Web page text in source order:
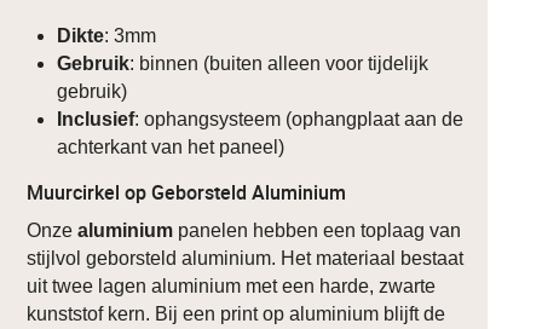
Dikte: 3mm
Gebruik: binnen (buiten alleen voor tijdelijk
gebruik)
Inclusief: ophangsysteem (ophangplaat aan de
achterkant van het paneel)
Muurcirkel op Geborsteld Aluminium
Onzealuminium panelen hebben een toplaag van
stijlvol geborsteld aluminium. Het materiaal bestaat
uit twee lagen aluminium met een harde, zwarte
kunststof kern. Bij een print op aluminium blijft de